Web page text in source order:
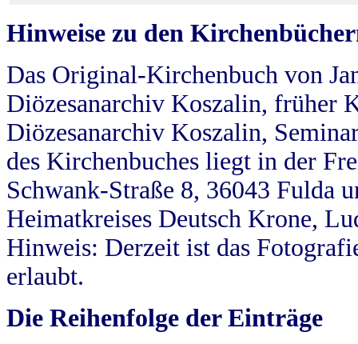
Hinweise zu den
Das Original-Kirchenbuch von
Diözesanarchiv Koszalin, früher
Diözesanarchiv Koszalin,
des Kirchenbuches liegt in der
Schwank-Straße 8, 36043 Fulda
Heimatkreises Deutsch Krone,
Hinweis: Derzeit ist das
erlaubt.
Die Reihenfolge der Einträge